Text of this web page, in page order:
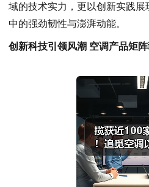
域的技术实力，更以创新实践
中的强劲韧性与澎湃动能。
创新科技引领风潮 空调产品矩